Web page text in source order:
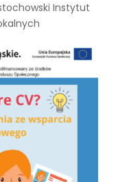
Instytut